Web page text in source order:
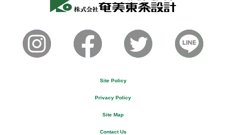
Site Policy
Privacy Policy
Site Map
Contact Us